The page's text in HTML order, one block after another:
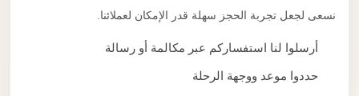
نسعى لجعل تجربة الحجز سهلة قدر الإمكان لعملائنا.
أرسلوا لنا استفساركم عبر مكالمة أو رسالة
حددوا موعد ووجهة الرحلة